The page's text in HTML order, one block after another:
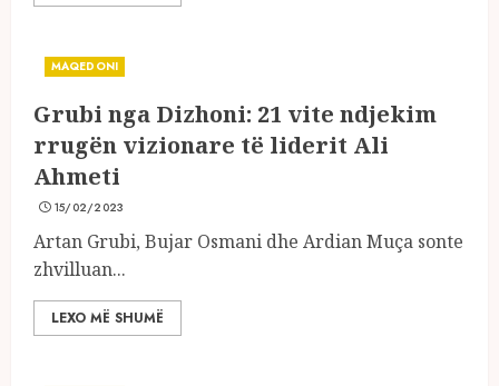
MAQEDONI
Grubi nga Dizhoni: 21 vite ndjekim
rrugën vizionare të liderit Ali
Ahmeti
15/02/2023
Artan Grubi, Bujar Osmani dhe Ardian Muça sonte
zhvilluan...
LEXO MË SHUMË